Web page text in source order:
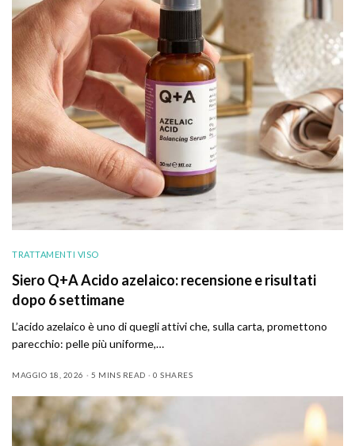
TRATTAMENTI VISO
Siero Q+A Acido azelaico: recensione e risultati
dopo 6 settimane
L’acido azelaico è uno di quegli attivi che, sulla carta, promettono
parecchio: pelle più uniforme,…
MAGGIO 18, 2026 5 MINS READ 0 SHARES